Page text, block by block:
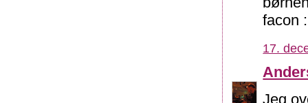
facon
17.
Jeg